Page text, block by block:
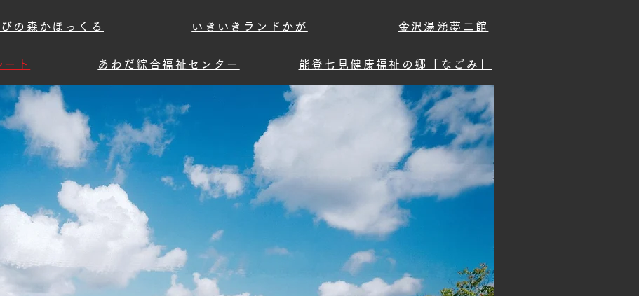
の森かほっくる いきいきランドかが 金沢湯湧夢二館
ト あわだ綜合福祉センター 能登七見健康福祉の郷「なごみ」